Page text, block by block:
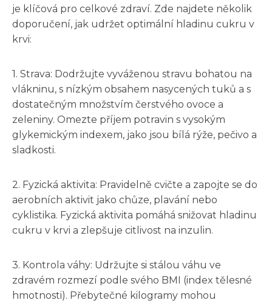
je klíčová pro celkové zdraví. Zde najdete několik
doporučení, jak udržet optimální hladinu cukru v
krvi:
1. Strava: Dodržujte vyváženou stravu bohatou na
vlákninu, s nízkým obsahem nasycených tuků a s
dostatečným množstvím čerstvého ovoce a
zeleniny. Omezte příjem potravin s vysokým
glykemickým indexem, jako jsou bílá rýže, pečivo a
sladkosti.
2. Fyzická aktivita: Pravidelně cvičte a zapojte se do
aerobních aktivit jako chůze, plavání nebo
cyklistika. Fyzická aktivita pomáhá snižovat hladinu
cukru v krvi a zlepšuje citlivost na inzulin.
3. Kontrola váhy: Udržujte si stálou váhu ve
zdravém rozmezí podle svého BMI (index tělesné
hmotnosti). Přebytečné kilogramy mohou